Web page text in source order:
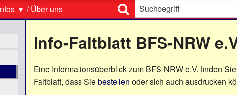
▼ /Über uns Suche
Info-Faltblatt BFS-NRW
Eine Informationsüberblick zum BFS-NRW e.V. finden
Faltblatt, dass Siebestellen oder sich auch ausdrucken